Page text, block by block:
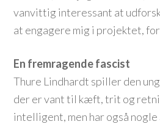
vanvittig interessant at
at engagere mig i projektet,
En fremragende fascist
Thure Lindhardt spiller den
der er vant til kæft, trit og
intelligent, men har også